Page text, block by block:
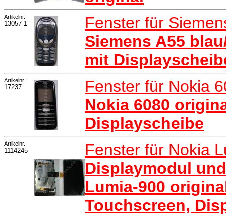
Artikelnr.:
13057-1
Fenster für
Siemens A55
mit
Artikelnr.:
17237
Fenster für Nokia
Nokia 6080
Displayscheibe
Artikelnr.:
1114245
Fenster für Nokia
Displaymodul
Lumia-900
Touchscreen,